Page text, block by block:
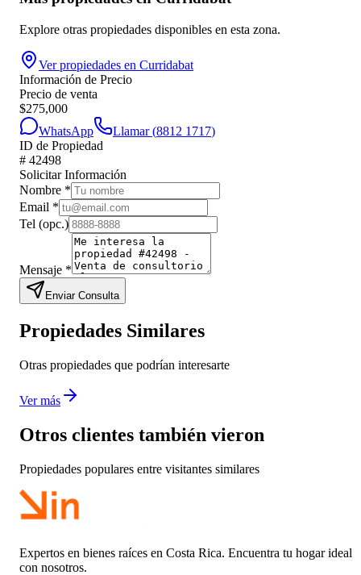
Explore otras propiedades disponibles en esta zona.
Ver propiedades en Curridabat
Información de Precio
Precio de venta
$275,000
WhatsApp
Llamar (8812 1717)
ID de Propiedad
# 42498
Solicitar Información
Nombre *
Email *
Tel (opc.)
Mensaje *
Enviar Consulta
Propiedades Similares
Otras propiedades que podrían interesarte
Ver más
Otros clientes también vieron
Propiedades populares entre visitantes similares
Expertos en bienes raíces en Costa Rica. Encuentra tu hogar ideal
con nosotros.